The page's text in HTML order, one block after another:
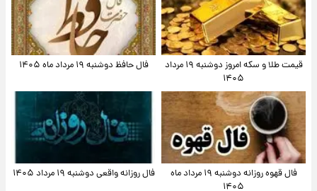
قیمت طلا و سکه امروز دوشنبه ۱۹ مرداد
۱۴۰۵
فال حافظ دوشنبه ۱۹ مرداد ماه ۱۴۰۵
فال قهوه روزانه دوشنبه ۱۹ مرداد ماه
۱۴۰۵
فال روزانه واقعی دوشنبه ۱۹ مرداد ۱۴۰۵